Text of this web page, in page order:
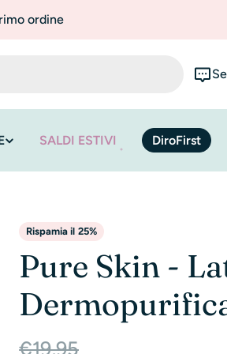
ordine
SALDI ESTIVI DiroFirst
Rispamia il 25%
Pure Skin -
Prezzo
Prezzo
€19,95